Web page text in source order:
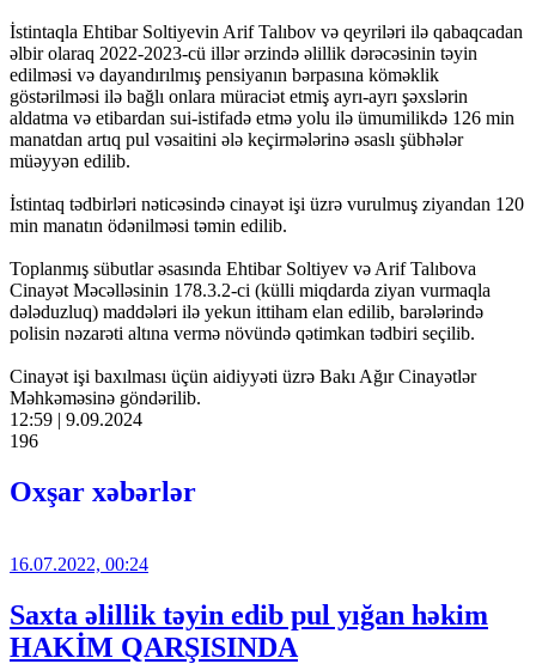
İstintaqla Ehtibar Soltiyevin Arif Talıbov və qeyriləri ilə qabaqcadan
əlbir olaraq 2022-2023-cü illər ərzində əlillik dərəcəsinin təyin
edilməsi və dayandırılmış pensiyanın bərpasına köməklik
göstərilməsi ilə bağlı onlara müraciət etmiş ayrı-ayrı şəxslərin
aldatma və etibardan sui-istifadə etmə yolu ilə ümumilikdə 126 min
manatdan artıq pul vəsaitini ələ keçirmələrinə əsaslı şübhələr
müəyyən edilib.
İstintaq tədbirləri nəticəsində cinayət işi üzrə vurulmuş ziyandan 120
min manatın ödənilməsi təmin edilib.
Toplanmış sübutlar əsasında Ehtibar Soltiyev və Arif Talıbova
Cinayət Məcəlləsinin 178.3.2-ci (külli miqdarda ziyan vurmaqla
dələduzluq) maddələri ilə yekun ittiham elan edilib, barələrində
polisin nəzarəti altına vermə növündə qətimkan tədbiri seçilib.
Cinayət işi baxılması üçün aidiyyəti üzrə Bakı Ağır Cinayətlər
Məhkəməsinə göndərilib.
12:59 | 9.09.2024
196
Oxşar xəbərlər
16.07.2022, 00:24
Saxta əlillik təyin edib pul yığan həkim
HAKİM QARŞISINDA